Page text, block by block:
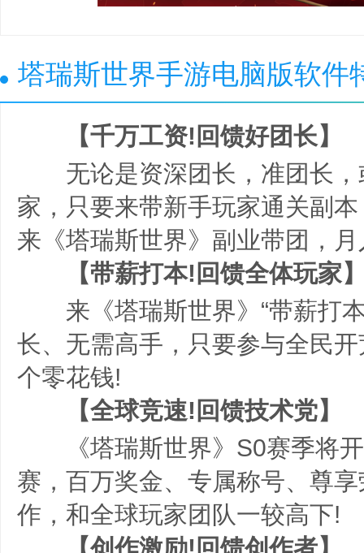
塔瑞斯世界手游电脑版软件
【千万工资!回馈好团长】
无论是资深团长，准团长，
家，只要来带新手玩家通关副
来《塔瑞斯世界》副业带团，
【带薪打本!回馈全体玩家
来《塔瑞斯世界》“带薪打本
长、无需高手，只要参与全民
个零花钱!
【全球竞速!回馈技术党】
《塔瑞斯世界》S0赛季将开
赛，百万奖金、专属称号、尊
作，和全球玩家团队一较高下!
【创作激励!回馈创作者】